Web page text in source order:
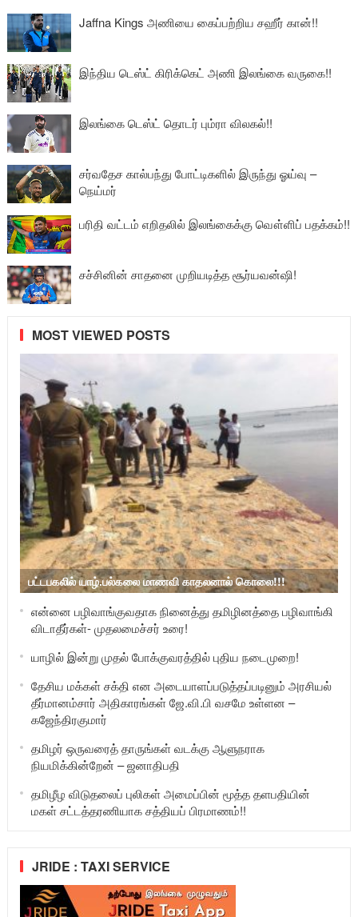
Jaffna Kings அணியை கைப்பற்றிய சஹீர் கான்!!
இந்திய டெஸ்ட் கிரிக்கெட் அணி இலங்கை வருகை!!
இலங்கை டெஸ்ட் தொடர் பும்ரா விலகல்!!
சர்வதேச கால்பந்து போட்டிகளில் இருந்து ஓய்வு –
நெய்மர்
பரிதி வட்டம் எறிதலில் இலங்கைக்கு வௌ்ளிப் பதக்கம்!!
சச்சினின் சாதனை முறியடித்த சூர்யவன்ஷி!
MOST VIEWED POSTS
பட்டபகலில் யாழ்.பல்கலை மாணவி காதலனால் கொலை!!!
என்னை பழிவாங்குவதாக நினைத்து தமிழினத்தை பழிவாங்கி
விடாதீர்கள்- முதலமைச்சர் உரை!
யாழில் இன்று முதல் போக்குவரத்தில் புதிய நடைமுறை!
தேசிய மக்கள் சக்தி என அடையாளப்படுத்தப்படினும் அரசியல்
தீர்மானம்சார் அதிகாரங்கள் ஜே.வி.பி வசமே உள்ளன –
கஜேந்திரகுமார்
தமிழர் ஒருவரைத் தாருங்கள் வடக்கு ஆளுநராக
நியமிக்கின்றேன் – ஜனாதிபதி
தமிழீழ விடுதலைப் புலிகள் அமைப்பின் மூத்த தளபதியின்
மகள் சட்டத்தரணியாக சத்தியப் பிரமாணம்!!
JRIDE : TAXI SERVICE